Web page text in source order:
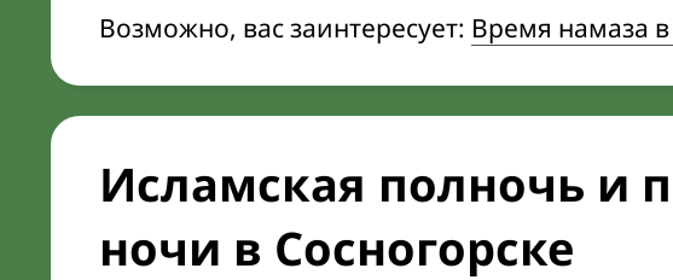
Возможно, вас заинтересует: Время намаза
Исламская полночь и
ночи в Сосногорске